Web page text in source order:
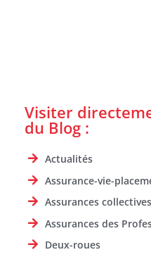
Visiter
du Blog :
Actualités
Assurance-vie-
Assurances collectives
Assurances des
Deux-roues